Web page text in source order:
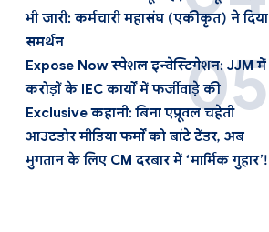
भी जारी: कर्मचारी महासंघ (एकीकृत) ने दिया
समर्थन
Expose Now स्पेशल इन्वेस्टिगेशन: JJM में
करोड़ों के IEC कार्यों में फर्जीवाड़े की
Exclusive कहानी: बिना एप्रूवल चहेती
आउटडोर मीडिया फर्मों को बांटे टेंडर, अब
भुगतान के लिए CM दरबार में ‘मार्मिक गुहार’!